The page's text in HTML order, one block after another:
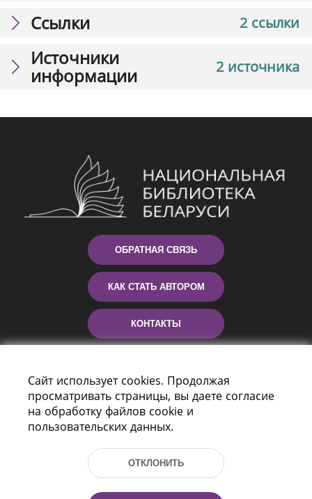
2 ссылки
Ссылки
2 источника
Источники
информации
ОБРАТНАЯ СВЯЗЬ
КАК СТАТЬ АВТОРОМ
КОНТАКТЫ
Пр-т Независимости 116
Сайт использует cookies. Продолжая
просматривать страницы, вы даете согласие
на обработку файлов cookie и
пользовательских данных.
ОТКЛОНИТЬ